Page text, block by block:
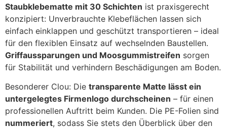
Staubklebematte mit 30 Schichten ist praxisgerecht
konzipiert: Unverbrauchte Klebeflächen lassen sich
einfach einklappen und geschützt transportieren – ideal
für den flexiblen Einsatz auf wechselnden Baustellen.
Griffaussparungen und Moosgummistreifen sorgen
für Stabilität und verhindern Beschädigungen am Boden.
Besonderer Clou: Die transparente Matte lässt ein
untergelegtes Firmenlogo durchscheinen – für einen
professionellen Auftritt beim Kunden. Die PE-Folien sind
nummeriert, sodass Sie stets den Überblick über den